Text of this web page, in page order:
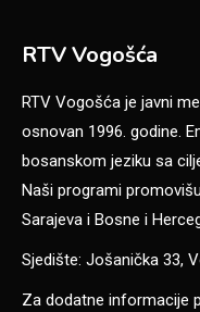
RTV Vogošća
RTV Vogošća je javni
osnovan 1996. godine.
bosanskom jeziku sa
Naši programi
Sarajeva i Bosne i
Sjedište: Jošanička 33,
Za dodatne informacije